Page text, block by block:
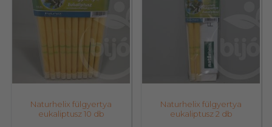
Naturhelix fülgyertya
eukaliptusz 10 db
Naturhelix fülgyertya
eukaliptusz 2 db